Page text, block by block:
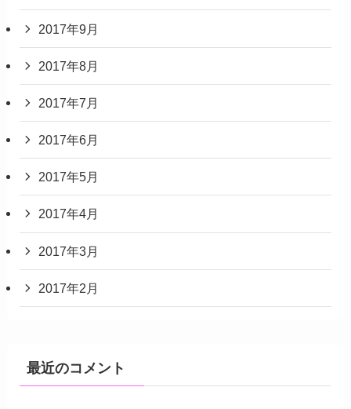
2017年9月
2017年8月
2017年7月
2017年6月
2017年5月
2017年4月
2017年3月
2017年2月
最近のコメント